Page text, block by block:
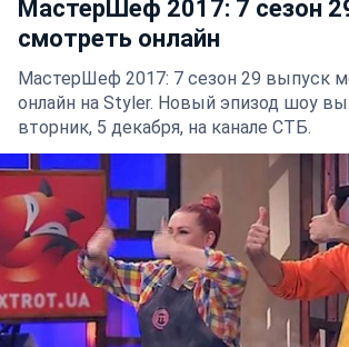
МастерШеф 2017: 7 сезон
смотреть онлайн
МастерШеф 2017: 7 сезон 29 выпуск
онлайн на Styler. Новый эпизод шоу
вторник, 5 декабря, на канале СТБ.